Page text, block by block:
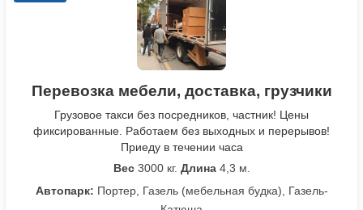
Перевозка мебели, доставка, грузчики
Грузовое такси без посредников, частник! Цены
фиксированные. Работаем без выходных и перерывов!
Приеду в течении часа
Вес3000 кг. Длина4,3 м.
Автопарк: Портер, Газель (мебельная будка), Газель-